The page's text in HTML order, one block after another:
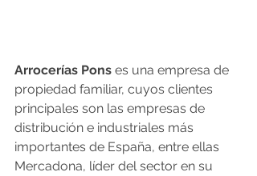
Arrocerías Pons es una empresa de
propiedad familiar, cuyos clientes
principales son las empresas de
distribución e industriales más
importantes de España, entre ellas
Mercadona, líder del sector en su